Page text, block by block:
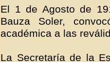
El 1 de Agosto de
Bauza Soler,
académica a las
La Secretaría de la